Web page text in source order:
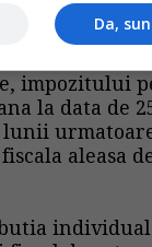
individuale
obligatia
si se
impozitului
la data de
lunii
aleasa
Da,